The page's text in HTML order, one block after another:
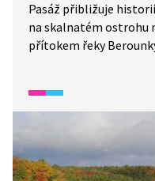
Pasáž přibližuje
na skalnatém ostrohu
přítokem řeky